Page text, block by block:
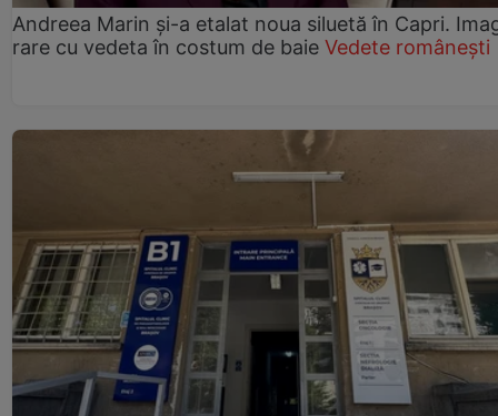
Andreea Marin și-a etalat noua siluetă în Capri.
rare cu vedeta în costum de baie Vedete românești